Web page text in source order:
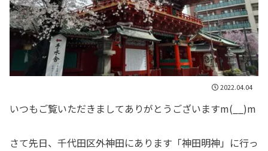
2022.04.04
いつもご覧いただきましてありがとうございますm(__)m
さて先日、千代田区外神田にあります「神田明神」に行っ